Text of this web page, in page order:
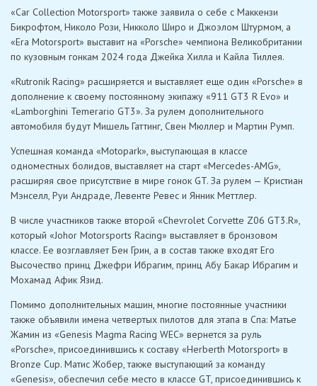
«Car Collection Motorsport» также заявила о себе с Маккензи
Бикрофтом, Николо Рози, Никколо Широ и Джоэлом Штурмом, а
«Era Motorsport» выставит на «Porsche» чемпиона Великобритании
по кузовным гонкам 2024 года Джейка Хилла и Кайла Тиллея.
«Rutronik Racing» расширяется и выставляет еще один «Porsche» в
дополнение к своему постоянному экипажу «911 GT3 R Evo» и
«Lamborghini Temerario GT3». За рулем дополнительного
автомобиля будут Мишель Гаттинг, Свен Мюллер и Мартин Румп.
Успешная команда «Motopark», выступающая в классе
одноместных болидов, выставляет на старт «Mercedes-AMG»,
расширяя свое присутствие в мире гонок GT. За рулем — Кристиан
Мэнселл, Руи Андраде, Левенте Ревес и Янник Меттлер.
В числе участников также второй «Chevrolet Corvette Z06 GT3.R»,
который «Johor Motorsports Racing» выставляет в бронзовом
классе. Ее возглавляет Бен Грин, а в состав также входят Его
Высочество принц Джефри Ибрагим, принц Абу Бакар Ибрагим и
Мохамад Афик Язид.
Помимо дополнительных машин, многие постоянные участники
также объявили имена четвертых пилотов для этапа в Спа: Матье
Жамин из «Genesis Magma Racing WEC» вернется за руль
«Porsche», присоединившись к составу «Herberth Motorsport» в
Bronze Cup. Матис Жобер, также выступающий за команду
«Genesis», обеспечил себе место в классе GT, присоединившись к